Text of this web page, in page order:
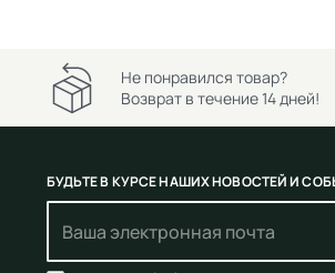
Не понравился товар?
Возврат в течение 14 дней!
БУДЬТЕ В КУРСЕ НАШИХ НОВОСТЕЙ И